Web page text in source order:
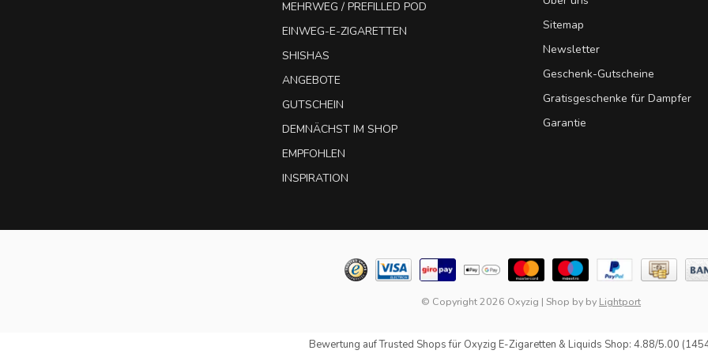
MEHRWEG / PREFILLED POD
EINWEG-E-ZIGARETTEN
SHISHAS
ANGEBOTE
GUTSCHEIN
DEMNÄCHST IM SHOP
EMPFOHLEN
INSPIRATION
Sitemap
Newsletter
Geschenk-Gutscheine
Gratisgeschenke für Dampfer
Garantie
© Copyright 2026 Oxyzig | Shop by by Lightport
Bewertung aufTrusted Shopsfür Oxyzig E-Zigaretten & Liquids Shop: 4.88/5.00